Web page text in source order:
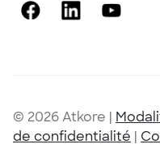
© 2026 Atkore
de confidentialité